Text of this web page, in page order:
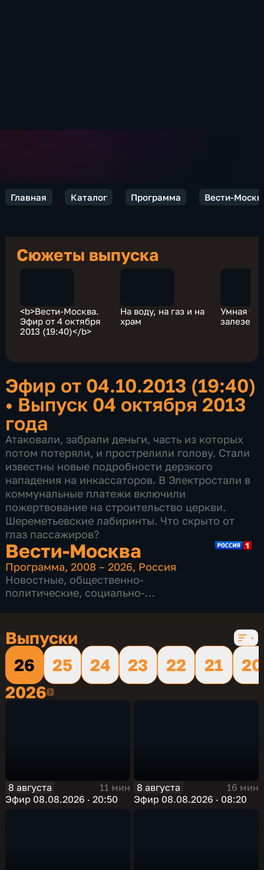
Главная Каталог Программа Вести-
Сюжеты выпуска
<b>Вести-Москва.
Эфир от 4 октября
2013 (19:40)</b>
На воду, на газ и на
храм
Умная
залезет
Эфир от 04.10.2013 (19:40)
• Выпуск 04 октября 2013
года
Атаковали, забрали деньги, часть из которых
потом потеряли, и прострелили голову. Стали
известны новые подробности дерзкого
нападения на инкассаторов. В Электростали в
коммунальные платежи включили
пожертвование на строительство церкви.
Шереметьевские лабиринты. Что скрыто от
глаз пассажиров?
Вести-Москва
Программа,2008 – 2026, Россия
Новостные, общественно-
политические, социально-
Выпуски
26
25 24 23 22 21
20
20262026
8 августа
11 мин
Эфир 08.08.2026 · 20:50
8 августа
16 мин
Эфир 08.08.2026 · 08:20